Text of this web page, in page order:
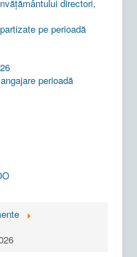
directori,
pe perioadă
perioadă